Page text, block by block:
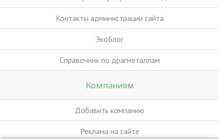
Контакты администрации сайта
ЭкоБлог
Справочник по драгметаллам
Компаниям
Добавить компанию
Реклама на сайте